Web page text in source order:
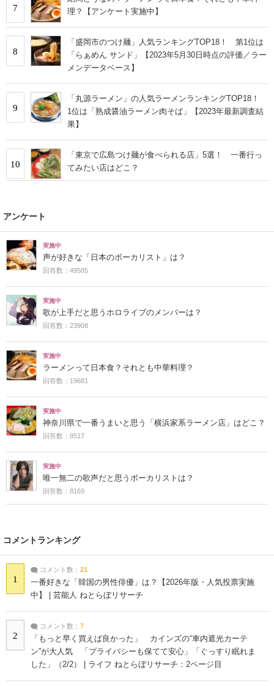
7
理？【アンケート実施中】
8
「盛岡市のつけ麺」人気ランキングTOP18！ 第1位は
「らぁめん サンド」【2023年5月30日時点の評価／ラー
メンデータベース】
9
「丸源ラーメン」の人気ラーメンランキングTOP18！
1位は「熟成醤油ラーメン肉そば」【2023年最新調査結
果】
10
「東京で広島つけ麺が食べられる店」5選！ 一番行っ
てみたい店はどこ？
アンケート
実施中
声が好きな「日本のボーカリスト」は？
回答数：49585
実施中
歌が上手だと思うホロライブのメンバーは？
回答数：23908
実施中
ラーメンって日本食？それとも中華料理？
回答数：19681
実施中
神奈川県で一番うまいと思う「横浜家系ラーメン店」はどこ？
回答数：8517
実施中
唯一無二の歌声だと思うボーカリストは？
回答数：8169
コメントランキング
1
コメント数： 21
一番好きな「韓国の男性俳優」は？【2026年版・人気投票実施
中】 | 芸能人 ねとらぼリサーチ
2
コメント数： 7
「もっと早く買えば良かった」 カインズの“車内遮光カーテ
ン”が大人気 「プライバシーも保てて安心」「ぐっすり眠れま
した」（2/2） | ライフ ねとらぼリサーチ：2ページ目